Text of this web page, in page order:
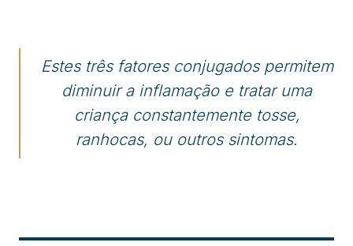
Estes três fatores conjugados permitem
diminuir a inflamação e tratar uma
criança constantemente tosse,
ranhocas, ou outros sintomas.